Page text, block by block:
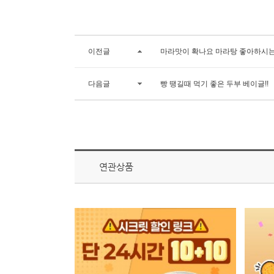
이전글 마라맛이 확나요 마라탕 좋아하시
다음글 빵 땡길때 먹기 좋은 두부 베이글!!
연관상품